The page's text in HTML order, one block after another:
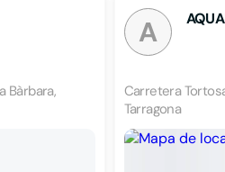
Bàrbara,
A
Carretera
Tarragona